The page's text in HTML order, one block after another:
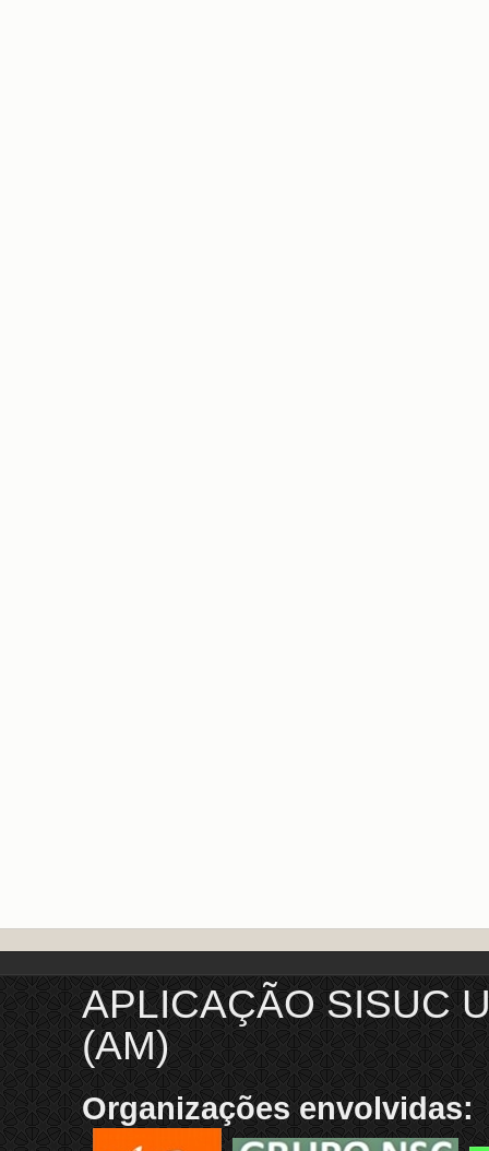
APLICAÇÃO SISUC
(AM)
Organizações envolvidas: